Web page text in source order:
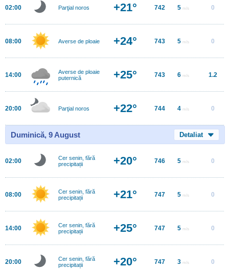
02:00 Parţial noros +21° 742 5 m/s 0
08:00 Averse de ploaie +24° 743 5 m/s 0
14:00
Averse de ploaie
puternică
+25° 743 6 m/s 1.2
20:00 Parţial noros +22° 744 4 m/s 0
Duminică, 9 August Detaliat
02:00
Cer senin, fără
precipitații
+20° 746 5 m/s 0
08:00
Cer senin, fără
precipitații
+21° 747 5 m/s 0
14:00
Cer senin, fără
precipitații
+25° 747 5 m/s 0
20:00
Cer senin, fără
precipitații
+20° 747 3 m/s 0